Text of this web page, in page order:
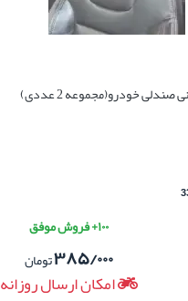
خودرو(مجموعه 2 عددی)
۱۰۰+ فروش موفق
۳۸۵/۰۰۰تومان
امکان ارسال روزانه